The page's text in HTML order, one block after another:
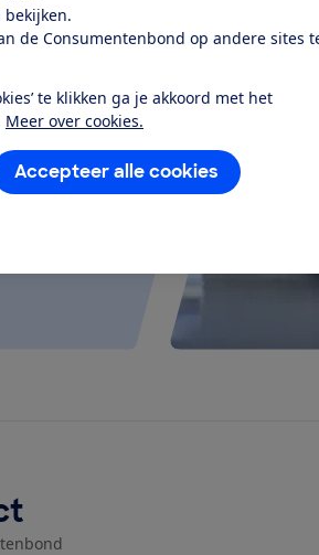
bekijken.
de Consumentenbond op andere sites
te klikken ga je akkoord met het
Meer over cookies.
Accepteer alle cookies
rolletjes